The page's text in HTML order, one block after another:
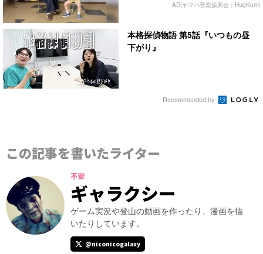
AD(ヤマハ音楽振興会｜HugKum)
本格探偵物語 第5話『いつもの昼
下がり』
Recommended by
この記事を書いたライター
不安
ギャラクシー
ゲーム実況や登山の動画を作ったり、漫画を描
いたりしています。
@niconicogalaxy